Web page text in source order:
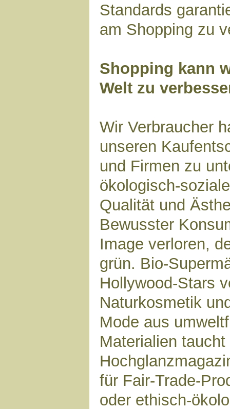
Standards
am Shopping zu
Shopping kann
Welt zu
Wir Verbraucher
unseren
und Firmen zu
ökologisch-
Qualität und
Bewusster
Image verloren,
grün. Bio-
Hollywood-Stars
Naturkosmetik
Mode aus
Materialien taucht
für Fair-Trade-
oder ethisch-